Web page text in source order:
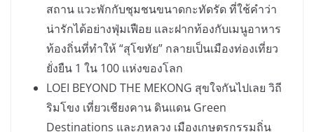
สถาน แวะพักกับชุมชนขนาดกะทัดรัด ที่ใช้คำว่า
น่ารักได้อย่างฟุ่มเฟือย และฝากท้องกับเมนูอาหาร
ท้องถิ่นที่ทำให้ “สุโขทัย” กลายเป็นเมืองท่องเที่ยว
ยั่งยืน 1 ใน 100 แห่งของโลก
LOEI BEYOND THE MEKONG สุขใจกันไปเลย วิถี
ริมโขง เที่ยวเชียงคาน ดินแดน Green
Destinations และภูหลวง เมืองเกษตรกรรมถิ่น